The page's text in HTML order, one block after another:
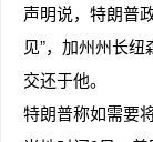
声明说，特朗普
见”，加州州长
交还于他。
特朗普称如需要